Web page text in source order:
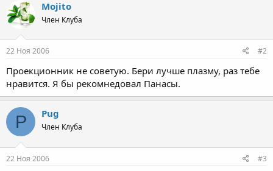
Mojito
Член Клуба
22 Ноя 2006 #2
Проекционник не советую. Бери лучше плазму, раз тебе
нравится. Я бы рекомнедовал Панасы.
P Pug
Член Клуба
22 Ноя 2006 #3